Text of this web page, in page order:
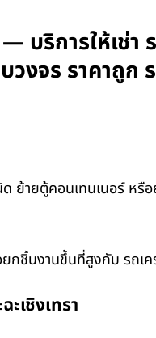
บริการให้เช่า
งจร ราคาถูก
ย้ายตู้คอนเทนเนอร์ หรื
กชิ้นงานขึ้นที่สูงกับ รถเ
เชิงเทรา